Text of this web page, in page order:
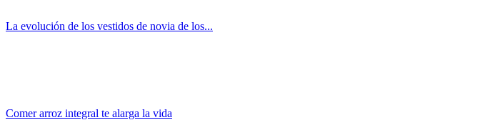
La evolución de los vestidos de novia de los...
Comer arroz integral te alarga la vida